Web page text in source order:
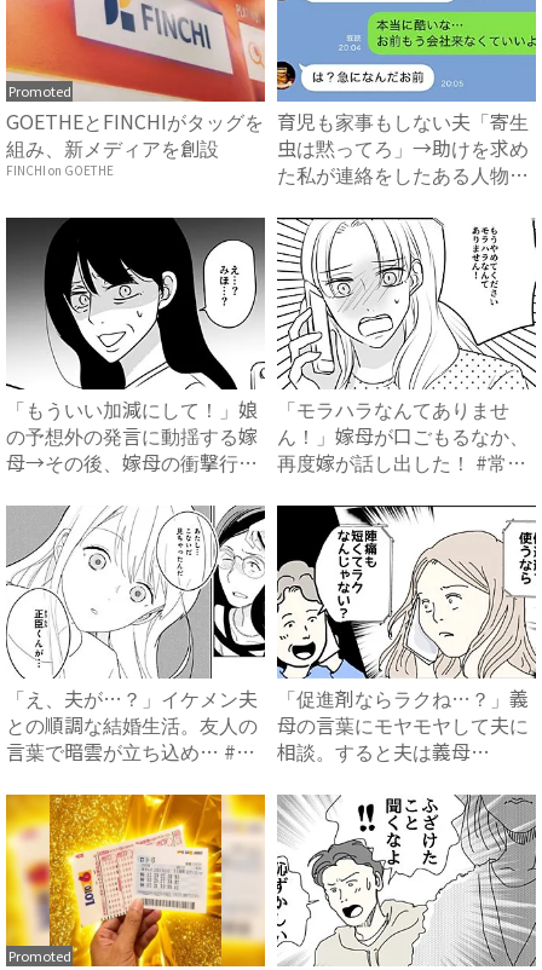
Promoted
GOETHEとFINCHIがタッグを
組み、新メディアを創設
FINCHI on GOETHE
育児も家事もしない夫「寄生
虫は黙ってろ」→助けを求め
た私が連絡をしたある人物と
「もういい加減にして！」娘
の予想外の発言に動揺する嫁
母→その後、嫁母の衝撃行動
「モラハラなんてありませ
ん！」嫁母が口ごもるなか、
再度嫁が話し出した！ #常識
「え、夫が…？」イケメン夫
との順調な結婚生活。友人の
言葉で暗雲が立ち込め… #
「促進剤ならラクね…？」義
母の言葉にモヤモヤして夫に
相談。すると夫は義母
Promoted